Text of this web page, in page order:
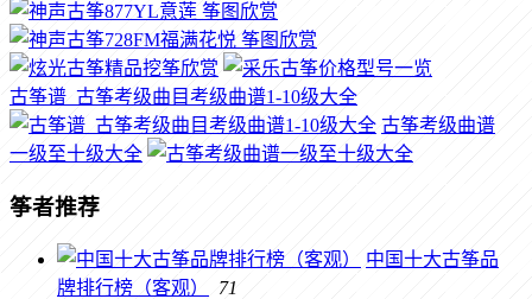
古筝谱_古筝考级曲目考级曲谱1-10级大全
古筝考级曲谱
一级至十级大全
筝者推荐
中国十大古筝品
牌排行榜（客观）
71